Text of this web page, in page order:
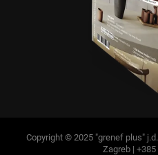
Copyright © 2025 "grenef plus"
Zagreb |